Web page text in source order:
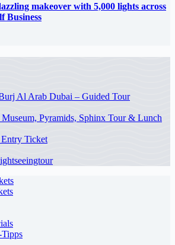
makeover with 5,000 lights across
Business
Al Arab Dubai – Guided Tour
Pyramids, Sphinx Tour & Lunch
Ticket